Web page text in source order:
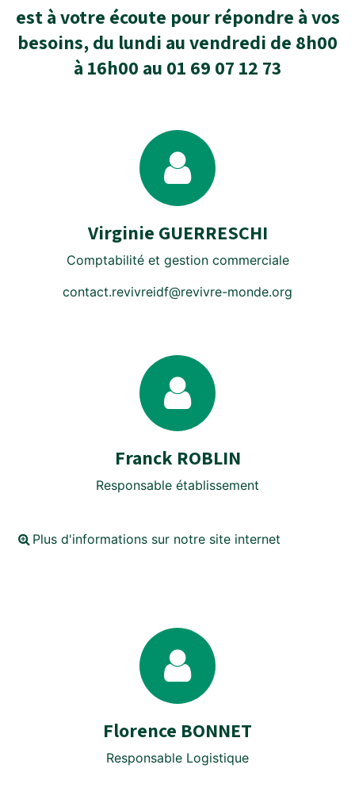
est à votre écoute pour répondre à vos
besoins, du lundi au vendredi de 8h00
à 16h00 au 01 69 07 12 73
Virginie GUERRESCHI
Comptabilité et gestion commerciale
contact.revivreidf@revivre-monde.org
Franck ROBLIN
Responsable établissement
Plus d'informations sur notre site internet
Florence BONNET
Responsable Logistique